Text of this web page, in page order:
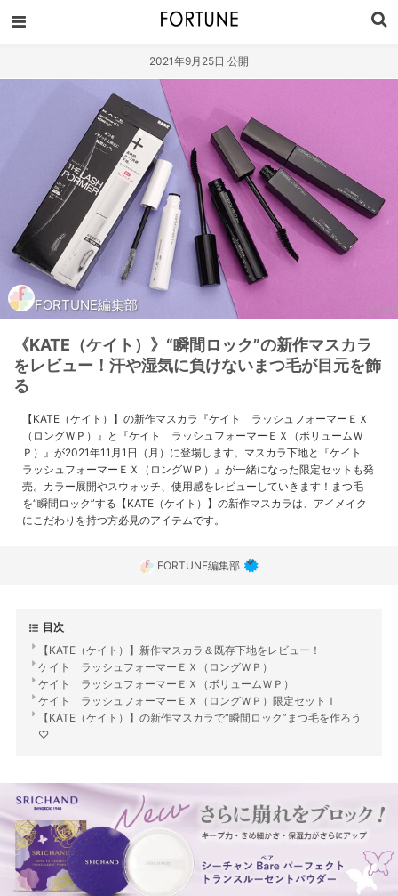
2021年9月25日 公開
FORTUNE編集部
《KATE（ケイト）》“瞬間ロック”の新作マスカラ
をレビュー！汗や湿気に負けないまつ毛が目元を飾
る
【KATE（ケイト）】の新作マスカラ『ケイト ラッシュフォーマーＥＸ
（ロングＷＰ）』と『ケイト ラッシュフォーマーＥＸ（ボリュームＷ
Ｐ）』が2021年11月1日（月）に登場します。マスカラ下地と『ケイト
ラッシュフォーマーＥＸ（ロングＷＰ）』が一緒になった限定セットも発
売。カラー展開やスウォッチ、使用感をレビューしていきます！まつ毛
を“瞬間ロック”する【KATE（ケイト）】の新作マスカラは、アイメイク
にこだわりを持つ方必見のアイテムです。
FORTUNE編集部
目次
【KATE（ケイト）】新作マスカラ＆既存下地をレビュー！
ケイト ラッシュフォーマーＥＸ（ロングＷＰ）
ケイト ラッシュフォーマーＥＸ（ボリュームＷＰ）
ケイト ラッシュフォーマーＥＸ（ロングＷＰ）限定セットＩ
【KATE（ケイト）】の新作マスカラで“瞬間ロック”まつ毛を作ろう
♡